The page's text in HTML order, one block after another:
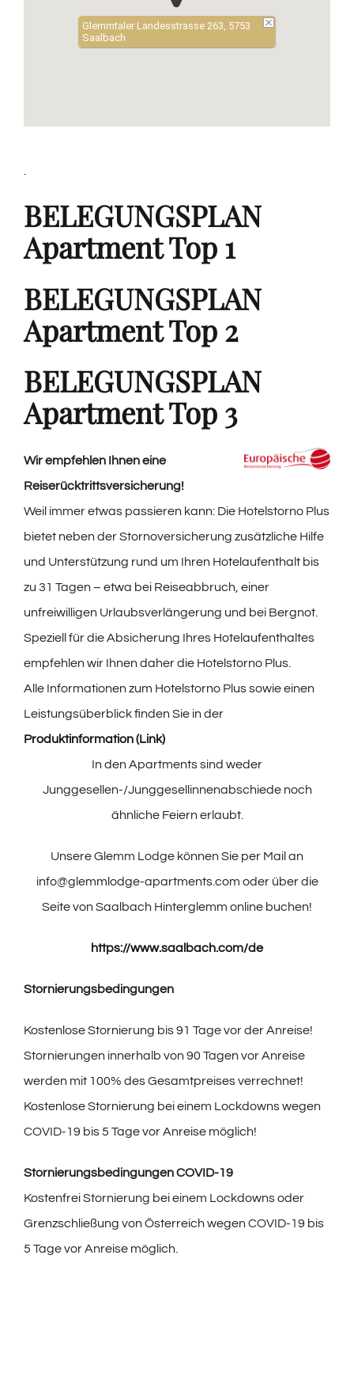
Glemmtaler Landesstrasse 263, 5753
Saalbach
.
BELEGUNGSPLAN
Apartment Top 1
BELEGUNGSPLAN
Apartment Top 2
BELEGUNGSPLAN
Apartment Top 3
Wir empfehlen Ihnen eine
Reiserücktrittsversicherung!
Weil immer etwas passieren kann: Die Hotelstorno Plus
bietet neben der Stornoversicherung zusätzliche Hilfe
und Unterstützung rund um Ihren Hotelaufenthalt bis
zu 31 Tagen – etwa bei Reiseabbruch, einer
unfreiwilligen Urlaubsverlängerung und bei Bergnot.
Speziell für die Absicherung Ihres Hotelaufenthaltes
empfehlen wir Ihnen daher die Hotelstorno Plus.
Alle Informationen zum Hotelstorno Plus sowie einen
Leistungsüberblick finden Sie in der
Produktinformation (Link)
In den Apartments sind weder
Junggesellen-/Junggesellinnenabschiede noch
ähnliche Feiern erlaubt.
Unsere Glemm Lodge können Sie per Mail an
info@glemmlodge-apartments.com oder über die
Seite von Saalbach Hinterglemm online buchen!
https://www.saalbach.com/de
Stornierungsbedingungen
Kostenlose Stornierung bis 91 Tage vor der Anreise!
Stornierungen innerhalb von 90 Tagen vor Anreise
werden mit 100% des Gesamtpreises verrechnet!
Kostenlose Stornierung bei einem Lockdowns wegen
COVID-19 bis 5 Tage vor Anreise möglich!
Stornierungsbedingungen COVID-19
Kostenfrei Stornierung bei einem Lockdowns oder
Grenzschließung von Österreich wegen COVID-19 bis
5 Tage vor Anreise möglich.